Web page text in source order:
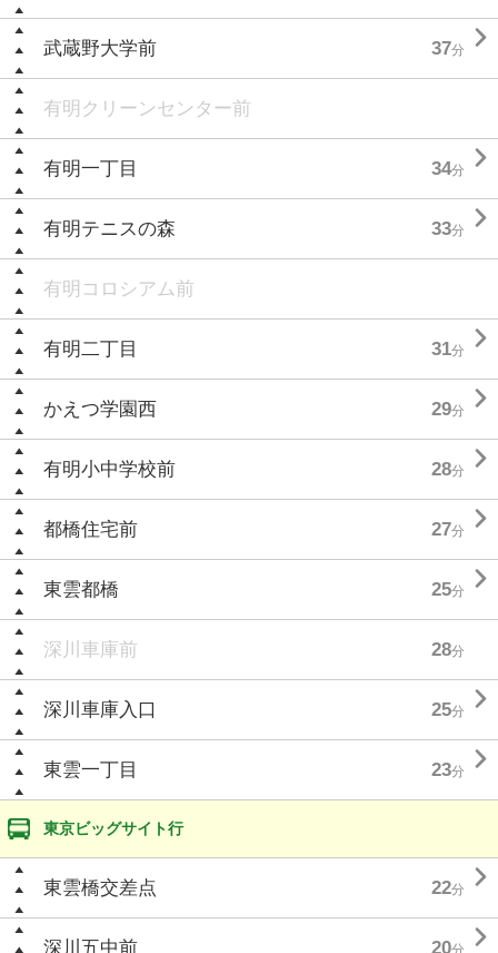
武蔵野大学前 37分 
有明クリーンセンター前
有明一丁目 34分 
有明テニスの森 33分 
有明コロシアム前
有明二丁目 31分 
かえつ学園西 29分 
有明小中学校前 28分 
都橋住宅前 27分 
東雲都橋 25分 
深川車庫前 28分
深川車庫入口 25分 
東雲一丁目 23分 
東京ビッグサイト行
東雲橋交差点 22分 
深川五中前 20分 